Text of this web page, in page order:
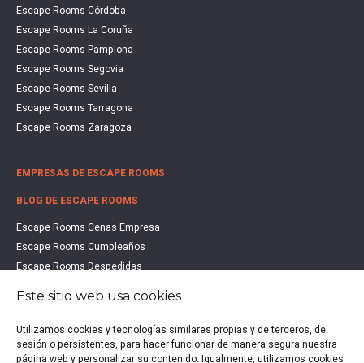
Escape Rooms Córdoba
Escape Rooms La Coruña
Escape Rooms Pamplona
Escape Rooms Segovia
Escape Rooms Sevilla
Escape Rooms Tarragona
Escape Rooms Zaragoza
EMPRESAS DE ESCAPE ROOMS
BLOG DE ESCAPE ROOMS
Escape Rooms Cenas Empresa
Escape Rooms Cumpleaños
Escape Rooms Despedidas
Escape Rooms Halloween
Escape Rooms San Valentín
Este sitio web usa cookies
Utilizamos cookies y tecnologías similares propias y de terceros, de
sesión o persistentes, para hacer funcionar de manera segura nuestra
página web y personalizar su contenido. Igualmente, utilizamos cookies